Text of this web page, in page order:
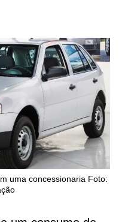
uma concessionaria Foto: